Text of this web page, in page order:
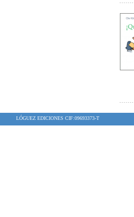
LÓGUEZ EDICIONES CIF:09693373-T